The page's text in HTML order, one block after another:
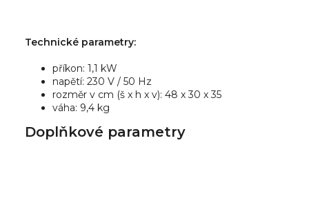
Technické parametry:
příkon: 1,1 kW
napětí: 230 V / 50 Hz
rozměr v cm (š x h x v): 48 x 30 x 35
váha: 9,4 kg
Doplňkové parametry